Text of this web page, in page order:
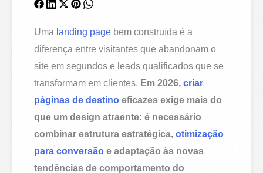
Uma landing page bem construída é a
diferença entre visitantes que abandonam o
site em segundos e leads qualificados que se
transformam em clientes. Em 2026,criar
páginas de destino eficazes exige mais do
que um design atraente: é necessário
combinar estrutura estratégica,otimização
para conversão e adaptação às novas
tendências de comportamento do